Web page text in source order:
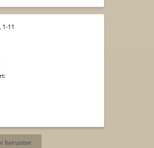
1-11
herunter